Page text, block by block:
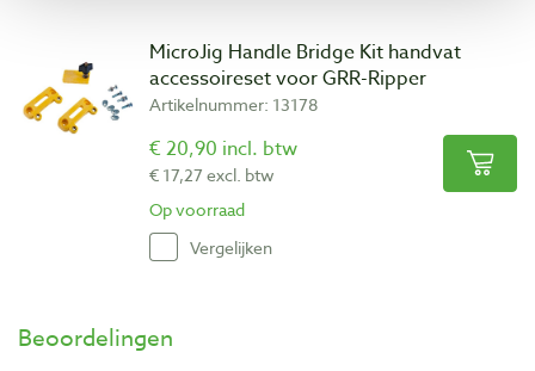
MicroJig Handle Bridge Kit handvat
accessoireset voor GRR-Ripper
Artikelnummer: 13178
€ 20,90 incl. btw
€ 17,27 excl. btw
Op voorraad
Vergelijken
Beoordelingen